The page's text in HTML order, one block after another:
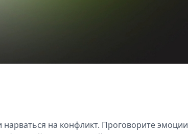
на конфликт. Проговорите эмоции